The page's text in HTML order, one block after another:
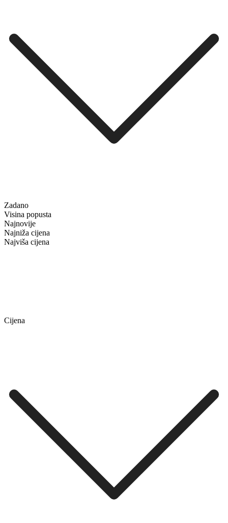
Zadano
Visina popusta
Najnovije
Najniža cijena
Najviša cijena
Cijena